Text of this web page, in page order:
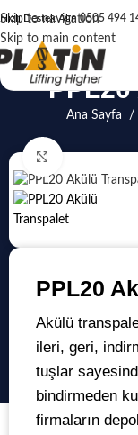
Skip to navigation
Skip to main content
Hızlı Destek Alın0505 494
Ana Sayfa /
PPL20
Akülü
ileri, geri,
tuşlar
bindirmeden
firmaların